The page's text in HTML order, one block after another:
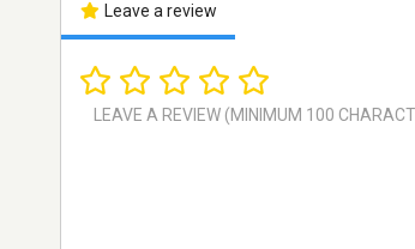
Leave a review